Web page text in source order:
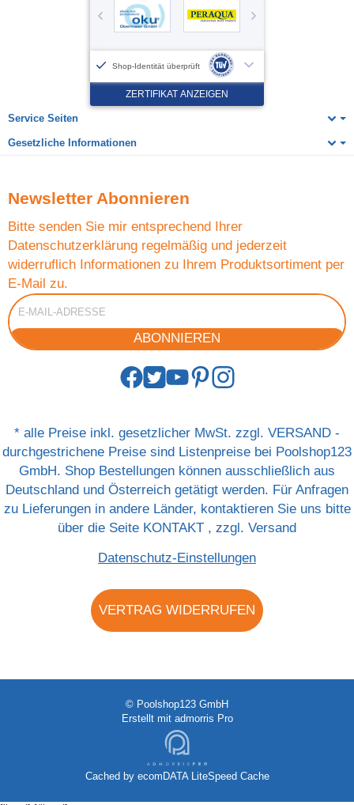
Service Seiten
Gesetzliche Informationen
Newsletter Abonnieren
Bitte senden Sie mir entsprechend Ihrer
Datenschutzerklärung regelmäßig und jederzeit
widerruflich Informationen zu Ihrem Produktsortiment per
E-Mail zu.
E-Mail-Adresse
ABONNIEREN
* alle Preise inkl. gesetzlicher MwSt. zzgl. VERSAND -
durchgestrichene Preise sind Listenpreise bei Poolshop123
GmbH. Shop Bestellungen können ausschließlich aus
Deutschland und Österreich getätigt werden. Für Anfragen
zu Lieferungen in andere Länder, kontaktieren Sie uns bitte
über die Seite KONTAKT , zzgl. Versand
Datenschutz-Einstellungen
VERTRAG WIDERRUFEN
© Poolshop123 GmbH
Erstellt mit admorris Pro
Cached by ecomDATA LiteSpeed Cache